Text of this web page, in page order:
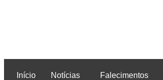
Início Notícias Falecimentos